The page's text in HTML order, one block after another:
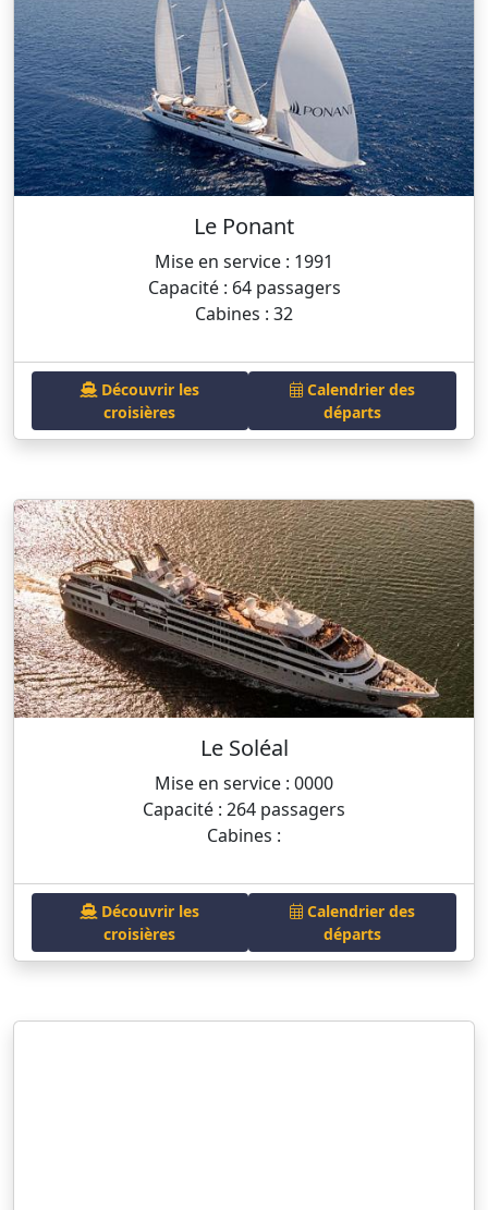
Le Ponant
Mise en service : 1991
Capacité : 64 passagers
Cabines : 32
Découvrir les
croisières
Calendrier des
départs
Le Soléal
Mise en service : 0000
Capacité : 264 passagers
Cabines :
Découvrir les
croisières
Calendrier des
départs